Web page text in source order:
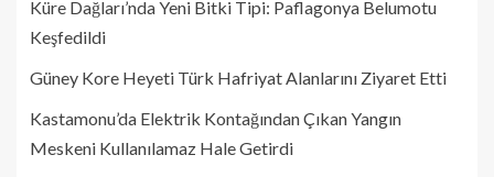
Küre Dağları’nda Yeni Bitki Tipi: Paflagonya Belumotu
Keşfedildi
Güney Kore Heyeti Türk Hafriyat Alanlarını Ziyaret Etti
Kastamonu’da Elektrik Kontağından Çıkan Yangın
Meskeni Kullanılamaz Hale Getirdi